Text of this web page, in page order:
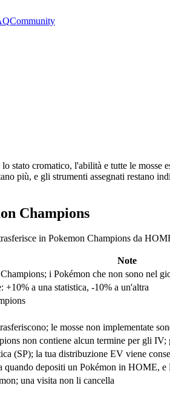
Community
stato cromatico, l'abilità e tutte le
più, e gli strumenti assegnati restano
Champions
in Pokemon Champions da
Note
i Pokémon che non sono nel
+10% a una statistica, -10% a un'altra
le mosse non implementate
non contiene alcun termine per gli
(SP); la tua distribuzione EV viene
quando depositi un Pokémon in HOME,
una visita non li cancella